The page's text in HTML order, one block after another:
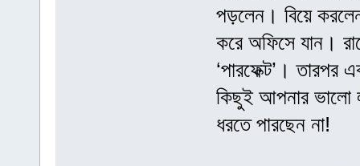
পড়লেন। বিয়ে
করে অফিসে যান।
‘পারফেক্ট’।
কিছুই আপনার ভালো
ধরতে পারছেন না!